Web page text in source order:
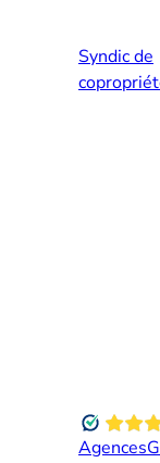
Syndic de
Agences